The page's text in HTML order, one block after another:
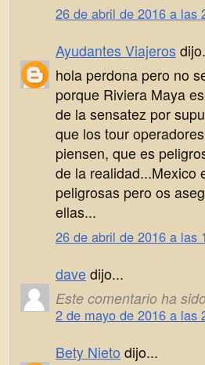
26 de abril de 2016 a las
Ayudantes Viajeros
hola perdona pero no
porque Riviera Maya
de la sensatez por
que los tour
piensen, que es
de la realidad...Mexico
peligrosas pero os
ellas...
26 de abril de 2016 a las
dave dijo...
Este comentario ha
2 de mayo de 2016 a las
Bety Nieto dijo...